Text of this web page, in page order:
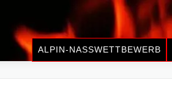
ALPIN-NASSWETTBEWERB